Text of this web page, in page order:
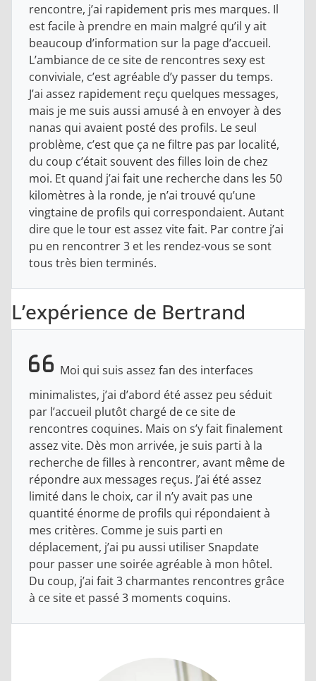
rencontre, j’ai rapidement pris mes marques. Il
est facile à prendre en main malgré qu’il y ait
beaucoup d’information sur la page d’accueil.
L’ambiance de ce site de rencontres sexy est
conviviale, c’est agréable d’y passer du temps.
J’ai assez rapidement reçu quelques messages,
mais je me suis aussi amusé à en envoyer à des
nanas qui avaient posté des profils. Le seul
problème, c’est que ça ne filtre pas par localité,
du coup c’était souvent des filles loin de chez
moi. Et quand j’ai fait une recherche dans les 50
kilomètres à la ronde, je n’ai trouvé qu’une
vingtaine de profils qui correspondaient. Autant
dire que le tour est assez vite fait. Par contre j’ai
pu en rencontrer 3 et les rendez-vous se sont
tous très bien terminés.
L’expérience de Bertrand
Moi qui suis assez fan des interfaces
minimalistes, j’ai d’abord été assez peu séduit
par l’accueil plutôt chargé de ce site de
rencontres coquines. Mais on s’y fait finalement
assez vite. Dès mon arrivée, je suis parti à la
recherche de filles à rencontrer, avant même de
répondre aux messages reçus. J’ai été assez
limité dans le choix, car il n’y avait pas une
quantité énorme de profils qui répondaient à
mes critères. Comme je suis parti en
déplacement, j’ai pu aussi utiliser Snapdate
pour passer une soirée agréable à mon hôtel.
Du coup, j’ai fait 3 charmantes rencontres grâce
à ce site et passé 3 moments coquins.